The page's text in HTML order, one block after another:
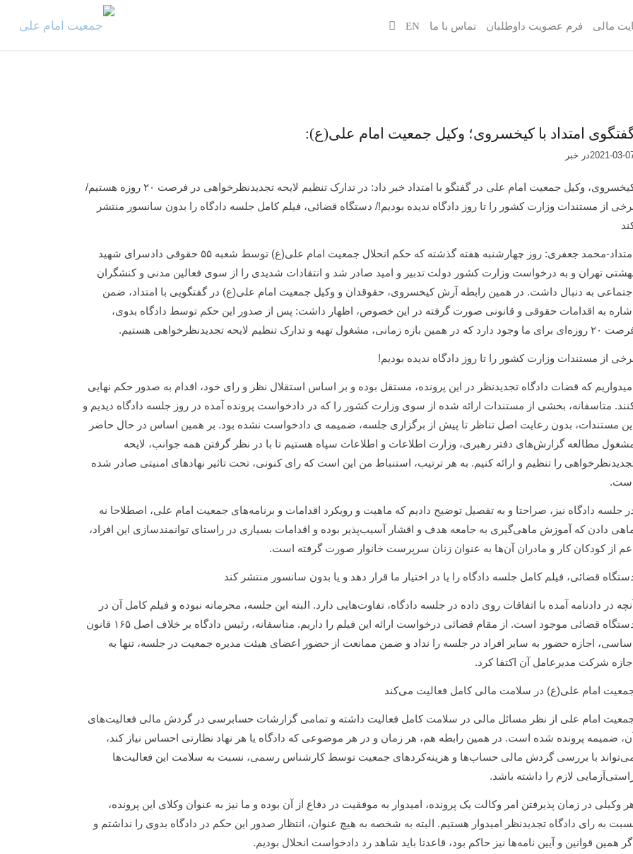
مالی فرم عضویت داوطلبان تماس با ما EN
امتداد با کیخسروی؛ وکیل جمعیت امام علی(ع):
2021-03-در خبر
کیخسروی، وکیل جمعیت امام علی در گفتگو با امتداد خبر داد: در تدارک تنظیم لایحه تجدیدنظرخواهی در فرصت ۲۰ روزه هستیم/
از مستندات وزارت کشور را تا روز دادگاه ندیده بودیم!/ دستگاه قضائی، فیلم کامل جلسه دادگاه را بدون سانسور منتشر
امتداد-محمد جعفری: روز چهارشنبه هفته گذشته که حکم انحلال جمعیت امام علی(ع) توسط شعبه ۵۵ حقوقی دادسرای شهید
تهران و به درخواست وزارت کشور دولت تدبیر و امید صادر شد و انتقادات شدیدی را از سوی فعالین مدنی و کنشگران
به دنبال داشت. در همین رابطه آرش کیخسروی، حقوقدان و وکیل جمعیت امام علی(ع) در گفتگویی با امتداد، ضمن
به اقدامات حقوقی و قانونی صورت گرفته در این خصوص، اظهار داشت: پس از صدور این حکم توسط دادگاه بدوی،
برای ما وجود دارد که در همین بازه زمانی، مشغول تهیه و تدارک تنظیم لایحه تجدیدنظرخواهی هستیم.
از مستندات وزارت کشور را تا روز دادگاه ندیده بودیم!
که قضات دادگاه تجدیدنظر در این پرونده، مستقل بوده و بر اساس استقلال نظر و رای خود، اقدام به صدور حکم نهایی
متاسفانه، بخشی از مستندات ارائه شده از سوی وزارت کشور را که در دادخواست پرونده آمده در روز جلسه دادگاه دیدیم و
مستندات، بدون رعایت اصل تناظر تا پیش از برگزاری جلسه، ضمیمه ی دادخواست نشده بود. بر همین اساس در حال حاضر
مطالعه گزارش‌های دفتر رهبری، وزارت اطلاعات و اطلاعات سپاه هستیم تا با در نظر گرفتن همه جوانب، لایحه
را تنظیم و ارائه کنیم. به هر ترتیب، استنباط من این است که رای کنونی، تحت تاثیر نهادهای امنیتی صادر شده
جلسه دادگاه نیز، صراحتا و به تفصیل توضیح دادیم که ماهیت و رویکرد اقدامات و برنامه‌های جمعیت امام علی، اصطلاحا نه
دادن که آموزش ماهی‌گیری به جامعه هدف و اقشار آسیب‌پذیر بوده و اقدامات بسیاری در راستای توانمندسازی این افراد،
از کودکان کار و مادران آن‌ها به عنوان زنان سرپرست خانوار صورت گرفته است.
قضائی، فیلم کامل جلسه دادگاه را یا در اختیار ما قرار دهد و یا بدون سانسور منتشر کند
در دادنامه آمده با اتفاقات روی داده در جلسه دادگاه، تفاوت‌هایی دارد. البته این جلسه، محرمانه نبوده و فیلم کامل آن در
دستگاه قضائی موجود است. از مقام قضائی درخواست ارائه این فیلم را داریم. متاسفانه، رئیس دادگاه بر خلاف اصل ۱۶۵ قانون
اجازه حضور به سایر افراد در جلسه را نداد و ضمن ممانعت از حضور اعضای هیئت مدیره جمعیت در جلسه، تنها به
شرکت مدیرعامل آن اکتفا کرد.
امام علی(ع) در سلامت مالی کامل فعالیت می‌کند
امام علی از نظر مسائل مالی در سلامت کامل فعالیت داشته و تمامی گزارشات حسابرسی در گردش مالی فعالیت‌های
ضمیمه پرونده شده است. در همین رابطه هم، هر زمان و در هر موضوعی که دادگاه یا هر نهاد نظارتی احساس نیاز کند،
با بررسی گردش مالی حساب‌ها و هزینه‌کردهای جمعیت توسط کارشناس رسمی، نسبت به سلامت این فعالیت‌ها
لازم را داشته باشد.
وکیلی در زمان پذیرفتن امر وکالت یک پرونده، امیدوار به موفقیت در دفاع از آن بوده و ما نیز به عنوان وکلای این پرونده،
به رای دادگاه تجدیدنظر امیدوار هستیم. البته به شخصه به هیچ عنوان، انتظار صدور این حکم در دادگاه بدوی را نداشتم و
همین قوانین و آیین نامه‌ها نیز حاکم بود، قاعدتا باید شاهد رد دادخواست انحلال بودیم.